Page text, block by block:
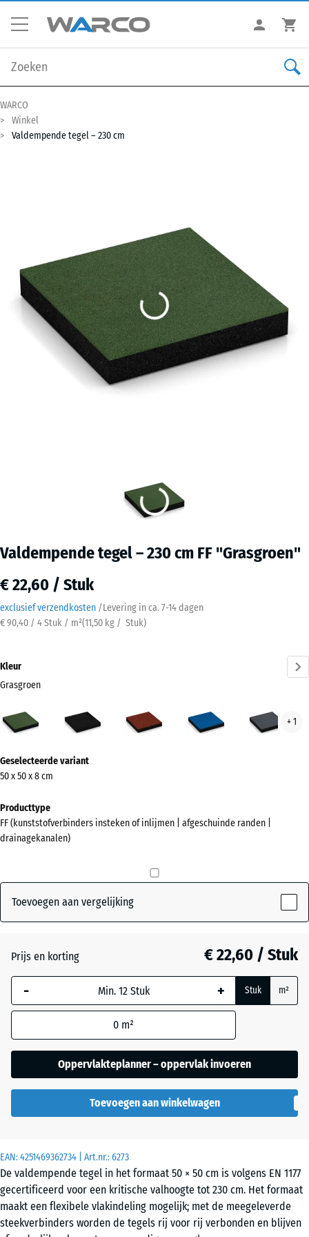
WARCO
Winkel
Valdempende tegel – 230 cm
Valdempende tegel – 230 cm FF "Grasgroen"
€ 22,60 / Stuk
exclusief verzendkosten /Levering in ca. 7-14 dagen
€ 90,40 / 4 Stuk / m²(11,50 kg / Stuk)
EAN:4251469362734 | Art.nr.:6273
De valdempende tegel in het formaat 50 × 50 cm is volgens EN 1177
gecertificeerd voor een kritische valhoogte tot 230 cm. Het formaat
maakt een flexibele vlakindeling mogelijk; met de meegeleverde
steekverbinders worden de tegels rij voor rij verbonden en blijven
Kleur
Grasgroen
Grasgroen
(active)
Baksteenrood Hemelsblauw
+ 1
informatie
over
kleuren?
Kleurenpalet
(active)
Baksteenrood - € 1,70
Hemelsblauw + € 2,30
Leisteengrijs + € 2,30
Geselecteerde variant
50 x 50 x 8 cm
Producttype
FF (kunststofverbinders insteken of inlijmen | afgeschuinde randen |
drainagekanalen)
Toevoegen aan vergelijking
Prijs en korting € 22,60 / Stuk
- + Stuk m²
0 m²
Oppervlakteplanner – oppervlak invoeren
Toevoegen aan winkelwagen